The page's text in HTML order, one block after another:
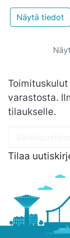
Näytä tiedot
varastosta.
tilaukselle.
Tilaa